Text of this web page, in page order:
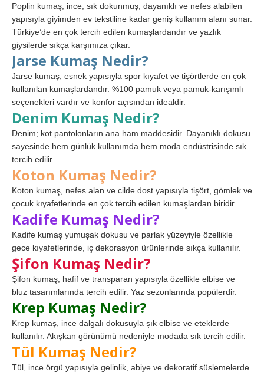
Poplin kumaş; ince, sık dokunmuş, dayanıklı ve nefes alabilen
yapısıyla giyimden ev tekstiline kadar geniş kullanım alanı sunar.
Türkiye’de en çok tercih edilen kumaşlardandır ve yazlık
giysilerde sıkça karşımıza çıkar.
Jarse Kumaş Nedir?
Jarse kumaş, esnek yapısıyla spor kıyafet ve tişörtlerde en çok
kullanılan kumaşlardandır. %100 pamuk veya pamuk-karışımlı
seçenekleri vardır ve konfor açısından idealdir.
Denim Kumaş Nedir?
Denim; kot pantolonların ana ham maddesidir. Dayanıklı dokusu
sayesinde hem günlük kullanımda hem moda endüstrisinde sık
tercih edilir.
Koton Kumaş Nedir?
Koton kumaş, nefes alan ve cilde dost yapısıyla tişört, gömlek ve
çocuk kıyafetlerinde en çok tercih edilen kumaşlardan biridir.
Kadife Kumaş Nedir?
Kadife kumaş yumuşak dokusu ve parlak yüzeyiyle özellikle
gece kıyafetlerinde, iç dekorasyon ürünlerinde sıkça kullanılır.
Şifon Kumaş Nedir?
Şifon kumaş, hafif ve transparan yapısıyla özellikle elbise ve
bluz tasarımlarında tercih edilir. Yaz sezonlarında popülerdir.
Krep Kumaş Nedir?
Krep kumaş, ince dalgalı dokusuyla şık elbise ve eteklerde
kullanılır. Akışkan görünümü nedeniyle modada sık tercih edilir.
Tül Kumaş Nedir?
Tül, ince örgü yapısıyla gelinlik, abiye ve dekoratif süslemelerde